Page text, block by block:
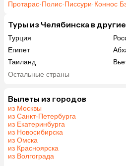
Протарас·Полис·Писсури·Коннос
Туры из Челябинска в
Турция
Египет
Таиланд
ОАЭ
Саудовская Аравия
Остальные страны
Вылеты из городов
из Москвы
из Санкт-Петербурга
из Екатеринбурга
из Новосибирска
из Омска
из Красноярска
из Волгограда